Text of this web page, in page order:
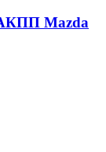
Mazda